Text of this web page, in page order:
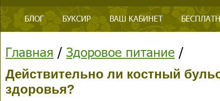
БЛОГ БУКСИР ВАШ КАБИНЕТ
Главная / Здоровое питание /
Действительно ли костный
здоровья?